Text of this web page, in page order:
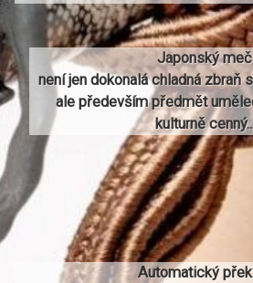
Japonský meč
není jen dokonalá chladná zbraň
ale především předmět
kulturně
Automatický